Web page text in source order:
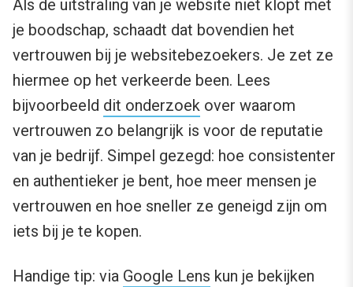
Als de uitstraling van je website niet klopt met
je boodschap, schaadt dat bovendien het
vertrouwen bij je websitebezoekers. Je zet ze
hiermee op het verkeerde been. Lees
bijvoorbeeld dit onderzoek over waarom
vertrouwen zo belangrijk is voor de reputatie
van je bedrijf. Simpel gezegd: hoe consistenter
en authentieker je bent, hoe meer mensen je
vertrouwen en hoe sneller ze geneigd zijn om
iets bij je te kopen.
Handige tip: via Google Lens kun je bekijken